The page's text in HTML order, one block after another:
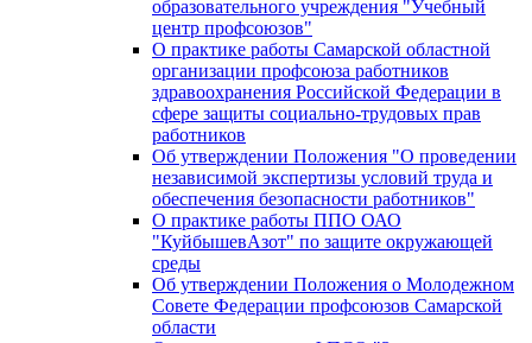
образовательного учреждения "Учебный
центр профсоюзов"
О практике работы Самарской областной
организации профсоюза работников
здравоохранения Российской Федерации в
сфере защиты социально-трудовых прав
работников
Об утверждении Положения "О проведении
независимой экспертизы условий труда и
обеспечения безопасности работников"
О практике работы ППО ОАО
"КуйбышевАзот" по защите окружающей
среды
Об утверждении Положения о Молодежном
Совете Федерации профсоюзов Самарской
области